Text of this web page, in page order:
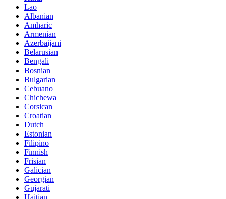
Lao
Albanian
Amharic
Armenian
Azerbaijani
Belarusian
Bengali
Bosnian
Bulgarian
Cebuano
Chichewa
Corsican
Croatian
Dutch
Estonian
Filipino
Finnish
Frisian
Galician
Georgian
Gujarati
Haitian